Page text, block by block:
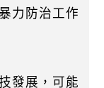
力防治工作
發展，可能